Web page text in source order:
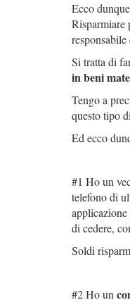
Ecco
Risparmiare
Si tratta di
in beni
Tengo a
questo tipo
Ed ecco
#1 Ho un
telefono di
applicazione
di cedere,
Soldi
#2 Ho un